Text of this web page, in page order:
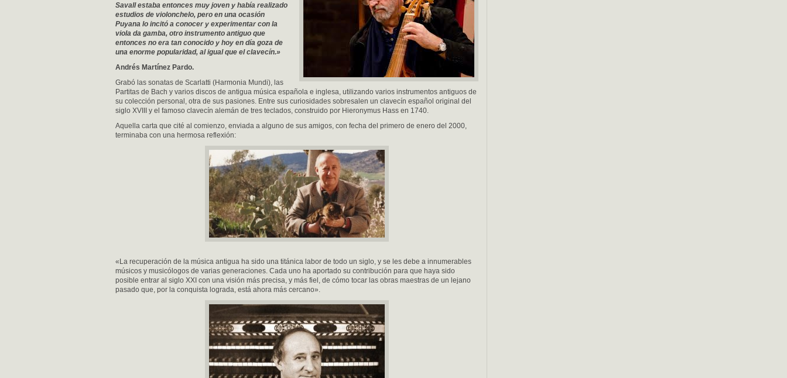
Savall estaba entonces muy joven y había realizado
estudios de violonchelo, pero en una ocasión
Puyana lo incitó a conocer y experimentar con la
viola da gamba, otro instrumento antiguo que
entonces no era tan conocido y hoy en día goza de
una enorme popularidad, al igual que el clavecín.»
Andrés Martínez Pardo.
Grabó las sonatas de Scarlatti (Harmonia Mundi), las
Partitas de Bach y varios discos de antigua música española e inglesa, utilizando varios instrumentos antiguos de
su colección personal, otra de sus pasiones. Entre sus curiosidades sobresalen un clavecín español original del
siglo XVIII y el famoso clavecín alemán de tres teclados, construido por Hieronymus Hass en 1740.
Aquella carta que cité al comienzo, enviada a alguno de sus amigos, con fecha del primero de enero del 2000,
terminaba con una hermosa reflexión:
«La recuperación de la música antigua ha sido una titánica labor de todo un siglo, y se les debe a innumerables
músicos y musicólogos de varias generaciones. Cada uno ha aportado su contribución para que haya sido
posible entrar al siglo XXI con una visión más precisa, y más fiel, de cómo tocar las obras maestras de un lejano
pasado que, por la conquista lograda, está ahora más cercano».